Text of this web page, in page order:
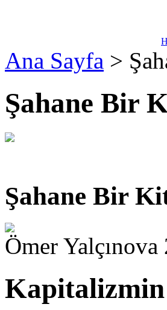
Ana Sayfa >
Şahane Bir
Şahane Bir
Ömer